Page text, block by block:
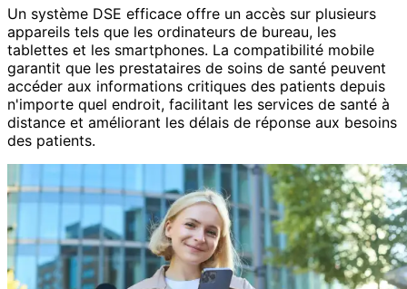
Un système DSE efficace offre un accès sur plusieurs
appareils tels que les ordinateurs de bureau, les
tablettes et les smartphones. La compatibilité mobile
garantit que les prestataires de soins de santé peuvent
accéder aux informations critiques des patients depuis
n'importe quel endroit, facilitant les services de santé à
distance et améliorant les délais de réponse aux besoins
des patients.